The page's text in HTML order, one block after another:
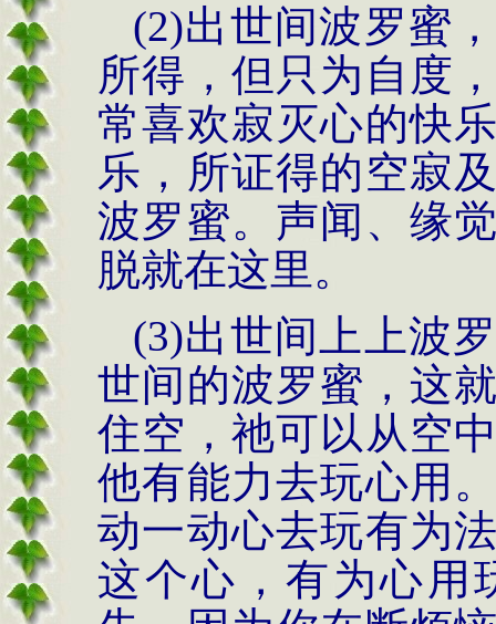
(2)出世间波罗蜜
所得，但只为自度
常喜欢寂灭心的快
乐，所证得的空寂
波罗蜜。声闻、缘
脱就在这里。
(3)出世间上上波
世间的波罗蜜，这
住空，祂可以从空
他有能力去玩心用
动一动心去玩有为
这个心，有为心用